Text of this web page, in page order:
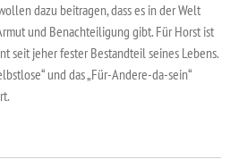
dazu beitragen, dass es in der Welt
und Benachteiligung gibt. Für Horst ist
seit jeher fester Bestandteil seines Lebens.
und das „Für-Andere-da-sein“